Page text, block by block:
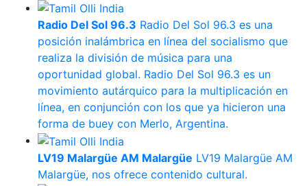
Radio Del Sol 96.3 Radio Del Sol 96.3 es una
posición inalámbrica en línea del socialismo que
realiza la división de música para una
oportunidad global. Radio Del Sol 96.3 es un
movimiento autárquico para la multiplicación en
línea, en conjunción con los que ya hicieron una
forma de buey con Merlo, Argentina.
LV19 Malargüe AM Malargüe LV19 Malargüe AM
Malargüe, nos ofrece contenido cultural.